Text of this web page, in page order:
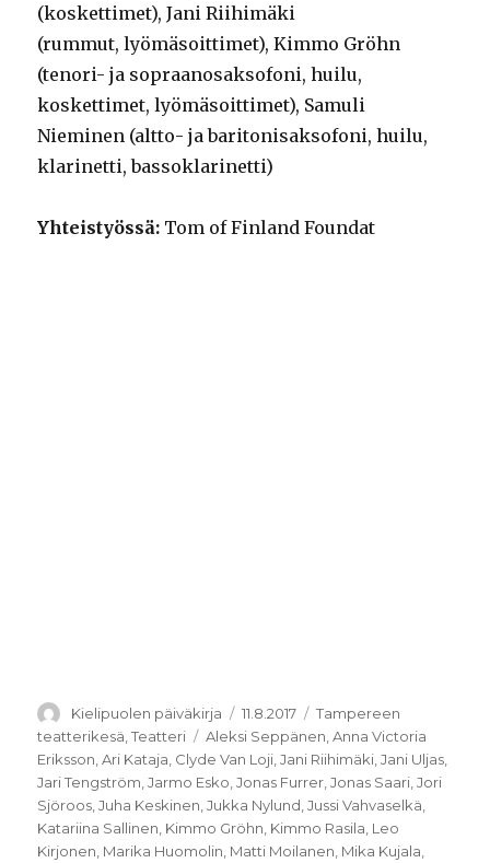
(koskettimet), Jani Riihimäki
(rummut, lyömäsoittimet), Kimmo Gröhn
(tenori- ja sopraanosaksofoni, huilu,
koskettimet, lyömäsoittimet), Samuli
Nieminen (altto- ja baritonisaksofoni, huilu,
klarinetti, bassoklarinetti)
Yhteistyössä: Tom of Finland Foundat
Kirjoittaja
Kielipuolen päiväkirja Julkaistu
11.8.2017 Kategoriat
Tampereen
teatterikesä ,Teatteri Avainsanat
Aleksi Seppänen ,Anna Victoria
Eriksson ,Ari Kataja Clyde Van Loji ,Jani Riihimäki ,Jani Uljas
Jari Tengström ,Jarmo Esko ,Jonas Furrer ,Jonas Saari ,Jori
Sjöroos ,Juha Keskinen ,Jukka Nylund ,Jussi Vahvaselkä
Katariina Sallinen Kimmo Gröhn Kimmo Rasila Leo
Kirjonen Marika Huomolin Matti Moilanen Mika Kujala